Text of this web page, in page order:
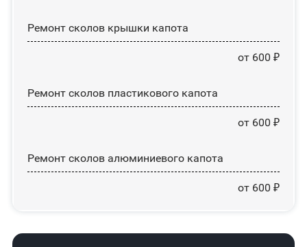
Ремонт сколов крышки капота
от 600 ₽
Ремонт сколов пластикового капота
от 600 ₽
Ремонт сколов алюминиевого капота
от 600 ₽